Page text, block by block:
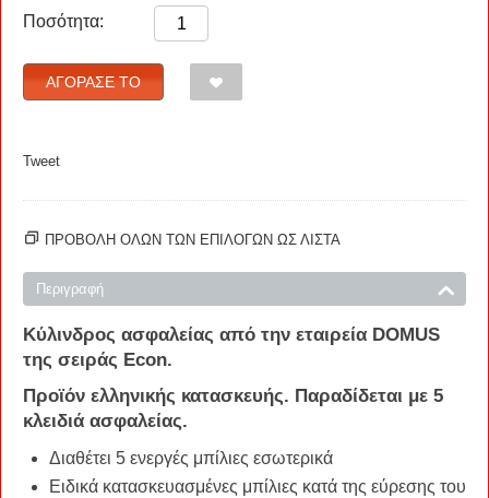
Ποσότητα:
ΑΓΌΡΑΣΈ ΤΟ
Tweet
ΠΡΟΒΟΛΗ ΟΛΩΝ ΤΩΝ ΕΠΙΛΟΓΩΝ ΩΣ ΛΊΣΤΑ
Περιγραφή
Κύλινδρος ασφαλείας από την εταιρεία DOMUS
της σειράς Econ.
Προϊόν ελληνικής κατασκευής. Παραδίδεται με 5
κλειδιά ασφαλείας.
Διαθέτει 5 ενεργές μπίλιες εσωτερικά
Ειδικά κατασκευασμένες μπίλιες κατά της εύρεσης του